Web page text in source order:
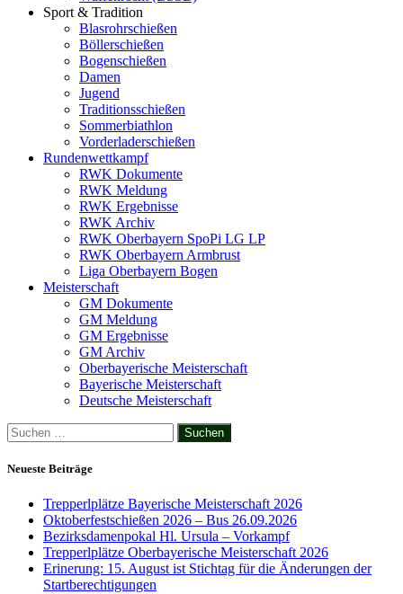
Sport & Tradition
Blasrohrschießen
Böllerschießen
Bogenschießen
Damen
Jugend
Traditionsschießen
Sommerbiathlon
Vorderladerschießen
Rundenwettkampf
RWK Dokumente
RWK Meldung
RWK Ergebnisse
RWK Archiv
RWK Oberbayern SpoPi LG LP
RWK Oberbayern Armbrust
Liga Oberbayern Bogen
Meisterschaft
GM Dokumente
GM Meldung
GM Ergebnisse
GM Archiv
Oberbayerische Meisterschaft
Bayerische Meisterschaft
Deutsche Meisterschaft
Suchen
nach:
Neueste Beiträge
Trepperlplätze Bayerische Meisterschaft 2026
Oktoberfestschießen 2026 – Bus 26.09.2026
Bezirksdamenpokal Hl. Ursula – Vorkampf
Trepperlplätze Oberbayerische Meisterschaft 2026
Erinerung: 15. August ist Stichtag für die Änderungen der
Startberechtigungen